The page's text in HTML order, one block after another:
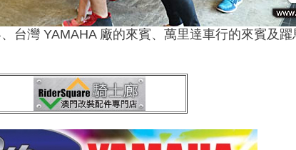
台灣 YAMAHA 廠的來賓、萬里達車行的來賓及躍